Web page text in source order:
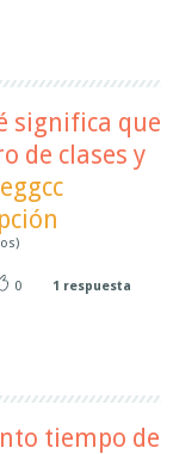
significa que
de clases y
0
1 respuesta
tiempo de